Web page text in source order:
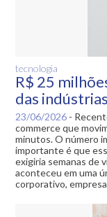
tecnologia
R$ 25
das
23/06/2026 -
commerce que
minutos. O número
importante é que
exigiria semanas de
aconteceu em uma
corporativo,